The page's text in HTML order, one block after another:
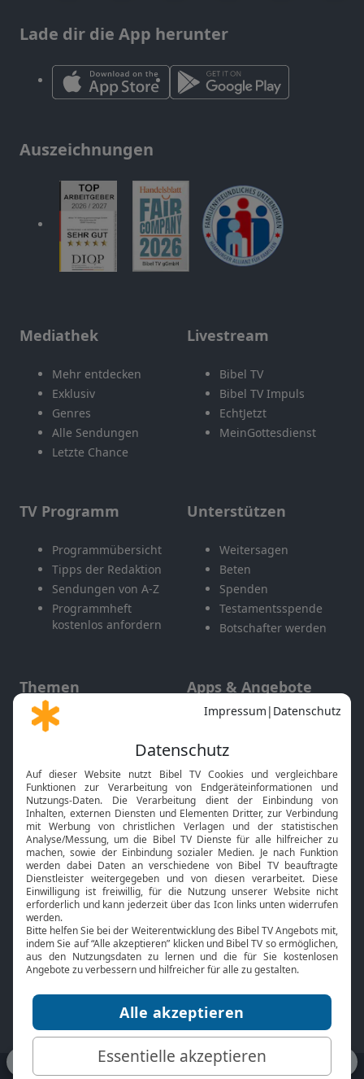
Lade dir die App herunter
Auszeichnungen
Mediathek
Mehr entdecken
Exklusiv
Genres
Alle Sendungen
Letzte Chance
Livestream
Bibel TV
Bibel TV Impuls
EchtJetzt
MeinGottesdienst
TV Programm
Programmübersicht
Tipps der Redaktion
Sendungen von A-Z
Programmheft
kostenlos anfordern
Unterstützen
Weitersagen
Beten
Spenden
Testamentsspende
Botschafter werden
Themen
Gott und Bibel erklärt
Neuigkeiten
Apps & Angebote
Mobile App
Smart TV
HbbTV
Bibelthek Online-Bibel
Nächster Gottesdienst
Bibel TV
Über uns
Jobs
Mediadaten
Service
Kontakt
TV-Empfang
bibeltv.de: Impressum Datenschutz